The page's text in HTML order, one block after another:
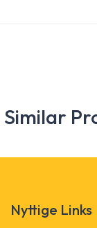
Similar
Nyttige Links